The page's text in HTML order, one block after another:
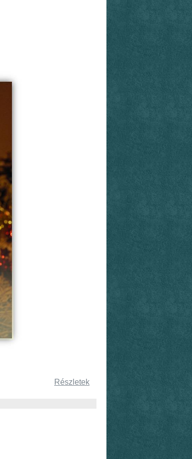
Részletek